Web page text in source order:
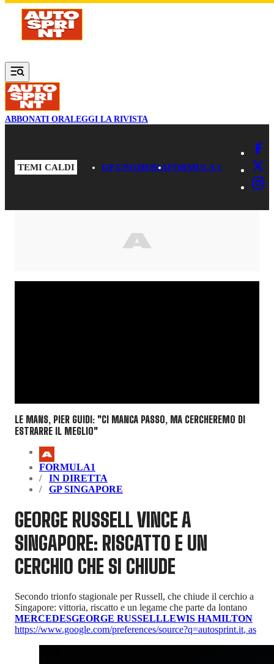
Vai al contenuto principale
ABBONATI ORALEGGI LA RIVISTA
TEMI CALDI GP UNGHERIAFORMULA 1
LE MANS, PIER GUIDI: "CI MANCA PASSO, MA CERCHEREMO DI
ESTRARRE IL MEGLIO"
FORMULA1
IN DIRETTA
GP SINGAPORE
GEORGE RUSSELL VINCE A
SINGAPORE: RISCATTO E UN
CERCHIO CHE SI CHIUDE
Secondo trionfo stagionale per Russell, che chiude il cerchio a
Singapore: vittoria, riscatto e un legame che parte da lontano
MERCEDESGEORGE RUSSELLLEWIS HAMILTON
https://www.google.com/preferences/source?q=autosprint.it, as